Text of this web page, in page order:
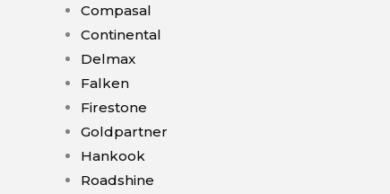
Compasal
Continental
Delmax
Falken
Firestone
Goldpartner
Hankook
Roadshine